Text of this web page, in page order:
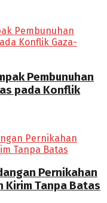
Pembunuhan
pada Konflik
Pernikahan
Kirim Tanpa Batas